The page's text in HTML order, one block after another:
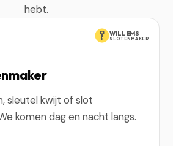
hebt.
WILLEMS
SLOTENMAKER
sleutel kwijt of slot
komen dag en nacht langs.